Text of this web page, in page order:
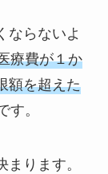
ならないよ
療費が１か
額を超えた
す。
まります。